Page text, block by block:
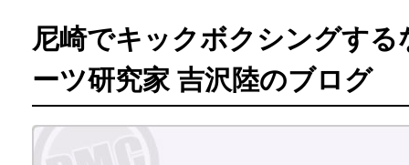
尼崎でキックボクシングす
ーツ研究家 吉沢陸のブログ